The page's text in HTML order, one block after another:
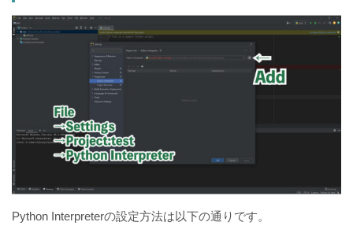
Python Interpreterの設定方法は以下の通りです。